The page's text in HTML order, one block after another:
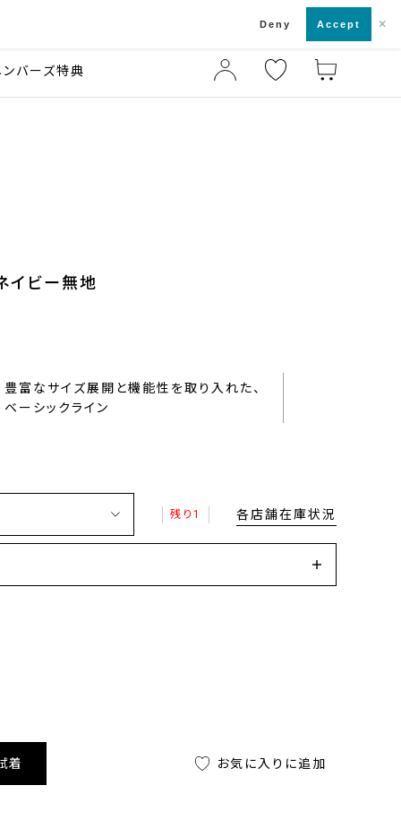
ンバーズ特典
イビー無地
豊富なサイズ展開と機能性を取り入れた、
ベーシックライン
残り1 各店舗在庫状況
着 お気に入りに追加
Deny Accept ×